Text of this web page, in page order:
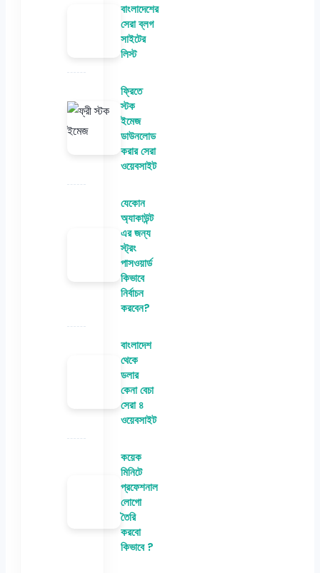
বাংলাদেশের
সেরা ব্লগ
সাইটের
লিস্ট
ফ্রিতে
স্টক
ইমেজ
ডাউনলোড
করার সেরা
ওয়েবসাইট
যেকোন
অ্যাকাউন্ট
এর জন্য
স্ট্রং
পাসওয়ার্ড
কিভাবে
নির্বাচন
করবেন?
বাংলাদেশ
থেকে
ডলার
কেনা বেচা
সেরা ৪
ওয়েবসাইট
কয়েক
মিনিটে
প্রফেশনাল
লোগো
তৈরি
করবো
কিভাবে ?